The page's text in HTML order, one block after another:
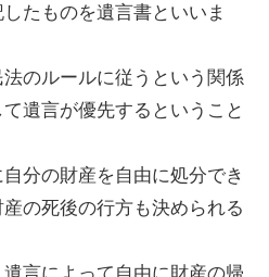
たものを遺言書といいま
のルールに従うという関係
遺言が優先するということ
分の財産を自由に処分でき
の死後の行方も決められる
言によって自由に財産の帰